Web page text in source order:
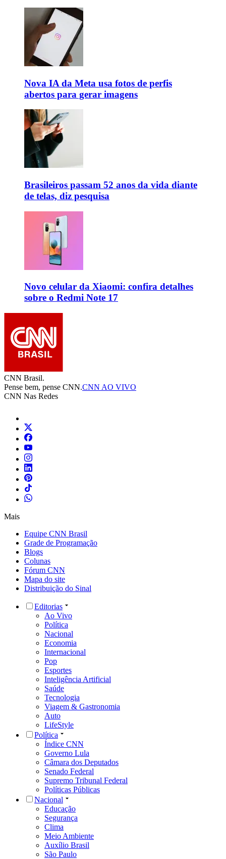
Nova IA da Meta usa fotos de perfis
abertos para gerar imagens
Brasileiros passam 52 anos da vida diante
de telas, diz pesquisa
Novo celular da Xiaomi: confira detalhes
sobre o Redmi Note 17
CNN Brasil.
Pense bem, pense CNN.CNN AO VIVO
CNN Nas Redes
Mais
Equipe CNN Brasil
Grade de Programação
Blogs
Colunas
Fórum CNN
Mapa do site
Distribuição do Sinal
Editorias
Ao Vivo
Política
Nacional
Economia
Internacional
Pop
Esportes
Inteligência Artificial
Saúde
Tecnologia
Viagem & Gastronomia
Auto
LifeStyle
Política
Índice CNN
Governo Lula
Câmara dos Deputados
Senado Federal
Supremo Tribunal Federal
Políticas Públicas
Nacional
Educação
Segurança
Clima
Meio Ambiente
Auxílio Brasil
São Paulo